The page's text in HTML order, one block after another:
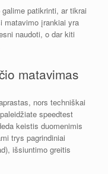
patikrinti, ar tikrai
matavimo įrankiai yra
naudoti, o dar kiti
matavimas
nors techniškai
speedtest
keistis duomenimis
trys pagrindiniai
išsiuntimo greitis